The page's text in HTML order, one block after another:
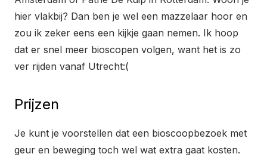
hier vlakbij? Dan ben je wel een mazzelaar hoor en
zou ik zeker eens een kijkje gaan nemen. Ik hoop
dat er snel meer bioscopen volgen, want het is zo
ver rijden vanaf Utrecht:(
Prijzen
Je kunt je voorstellen dat een bioscoopbezoek met
geur en beweging toch wel wat extra gaat kosten.